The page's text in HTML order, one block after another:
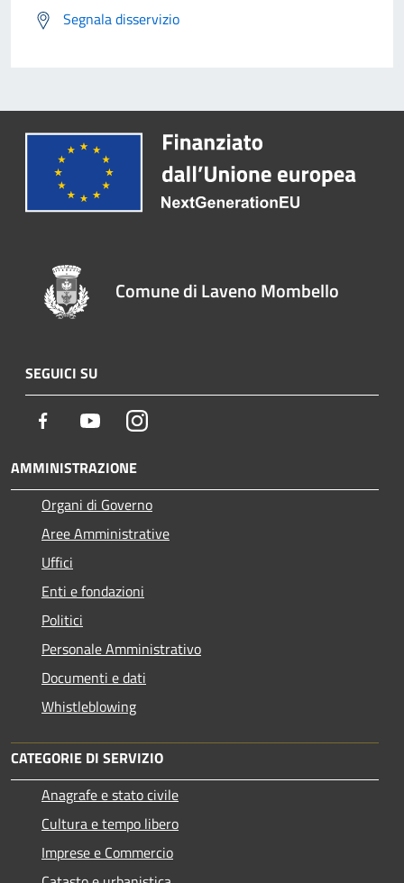
Segnala disservizio
Comune di Laveno Mombello
SEGUICI SU
Facebook YoutubeInstagram
AMMINISTRAZIONE
Organi di Governo
Aree Amministrative
Uffici
Enti e fondazioni
Politici
Personale Amministrativo
Documenti e dati
Whistleblowing
CATEGORIE DI SERVIZIO
Anagrafe e stato civile
Cultura e tempo libero
Imprese e Commercio